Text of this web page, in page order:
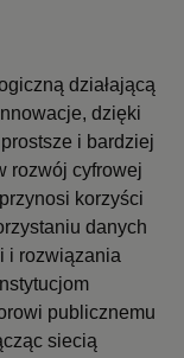
działającą
dzięki
i bardziej
rozwój cyfrowej
korzyści
danych
i rozwiązania
publicznemu
siecią